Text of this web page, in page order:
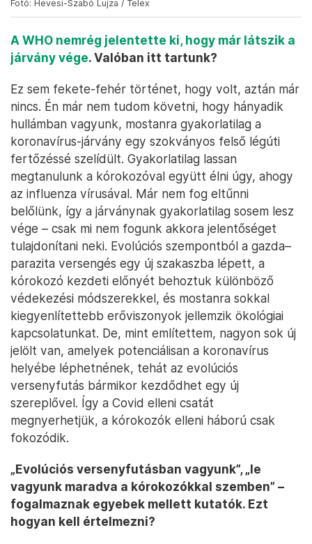
Fotó: Hevesi-Szabó Lujza / Telex
A WHO nemrég jelentette ki, hogy már látszik a
járvány vége. Valóban itt tartunk?
Ez sem fekete-fehér történet, hogy volt, aztán már
nincs. Én már nem tudom követni, hogy hányadik
hullámban vagyunk, mostanra gyakorlatilag a
koronavírus-járvány egy szokványos felső légúti
fertőzéssé szelídült. Gyakorlatilag lassan
megtanulunk a kórokozóval együtt élni úgy, ahogy
az influenza vírusával. Már nem fog eltűnni
belőlünk, így a járványnak gyakorlatilag sosem lesz
vége – csak mi nem fogunk akkora jelentőséget
tulajdonítani neki. Evolúciós szempontból a gazda–
parazita versengés egy új szakaszba lépett, a
kórokozó kezdeti előnyét behoztuk különböző
védekezési módszerekkel, és mostanra sokkal
kiegyenlítettebb erőviszonyok jellemzik ökológiai
kapcsolatunkat. De, mint említettem, nagyon sok új
jelölt van, amelyek potenciálisan a koronavírus
helyébe léphetnének, tehát az evolúciós
versenyfutás bármikor kezdődhet egy új
szereplővel. Így a Covid elleni csatát
megnyerhetjük, a kórokozók elleni háború csak
fokozódik.
„Evolúciós versenyfutásban vagyunk”, „le
vagyunk maradva a kórokozókkal szemben” –
fogalmaznak egyebek mellett kutatók. Ezt
hogyan kell értelmezni?